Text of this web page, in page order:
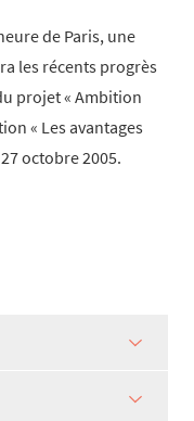
de Paris, une
les récents progrès
projet « Ambition
« Les avantages
octobre 2005.